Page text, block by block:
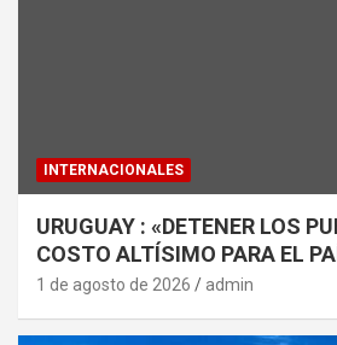
INTERNACIONALES
URUGUAY : «DETENER LOS
COSTO ALTÍSIMO PARA EL
1 de agosto de 2026 admin